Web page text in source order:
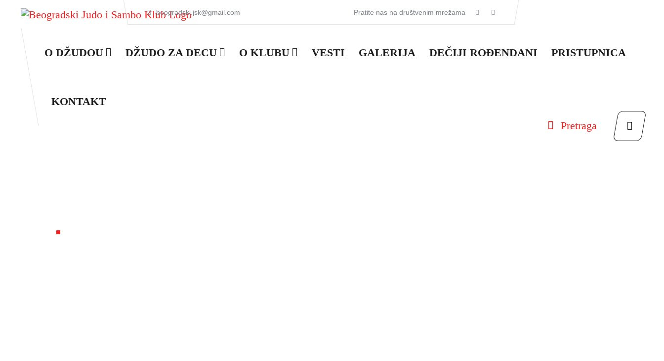
beogradski.jsk@gmail.com Pratite nas na društvenim mrežama
O DŽUDOU DŽUDO ZA DECU O KLUBU VESTI GALERIJA DEČIJI ROĐENDANI PRISTUPNICA
KONTAKT
Pretraga